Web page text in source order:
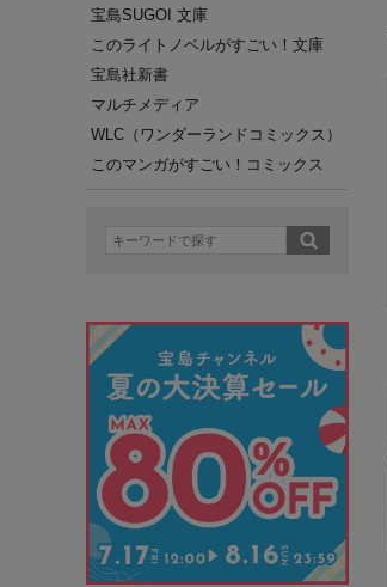
宝島SUGOI 文庫
このライトノベルがすごい！文庫
宝島社新書
マルチメディア
WLC（ワンダーランドコミックス）
このマンガがすごい！コミックス